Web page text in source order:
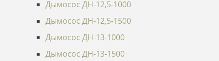
Дымосос ДН-12,5-1000
Дымосос ДН-12,5-1500
Дымосос ДН-13-1000
Дымосос ДН-13-1500